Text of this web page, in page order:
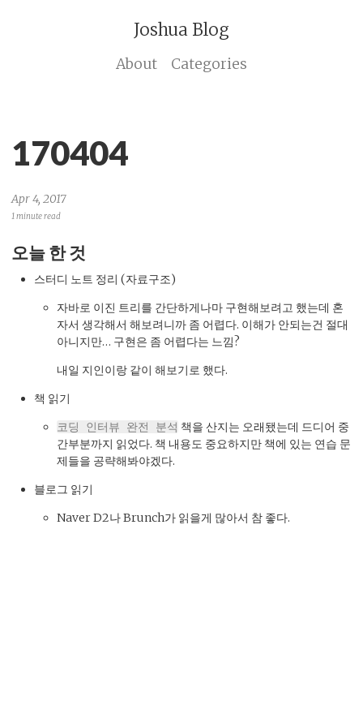
Joshua Blog
About Categories
170404
Apr 4, 2017
1 minute read
오늘 한 것
스터디 노트 정리 (자료구조)
자바로 이진 트리를 간단하게나마 구현해보려고 했는데 혼
자서 생각해서 해보려니까 좀 어렵다. 이해가 안되는건 절대
아니지만… 구현은 좀 어렵다는 느낌?
내일 지인이랑 같이 해보기로 했다.
책 읽기
코딩 인터뷰 완전 분석 책을 산지는 오래됐는데 드디어 중
간부분까지 읽었다. 책 내용도 중요하지만 책에 있는 연습 문
제들을 공략해봐야겠다.
블로그 읽기
Naver D2나 Brunch가 읽을게 많아서 참 좋다.